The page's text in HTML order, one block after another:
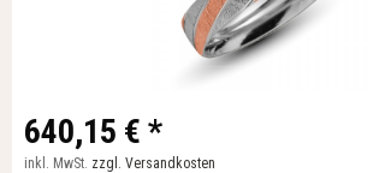
640,15 € *
inkl. MwSt. zzgl. Versandkosten